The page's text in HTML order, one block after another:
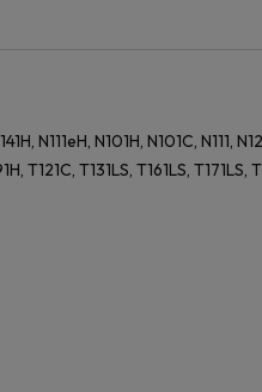
N101H, N101C, N111,
T121C, T131LS, T161LS,